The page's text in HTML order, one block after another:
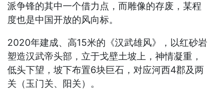
派争锋的其中一个借力点，而雕像的存废，某程
度也是中国开放的风向标。
2020年建成、高15米的《汉武雄风》，以红砂岩
塑造汉武帝头部，立于戈壁土坡上，神情凝重，
低头下望，坡下布置6块巨石，对应河西4郡及两
关（玉门关、阳关）。